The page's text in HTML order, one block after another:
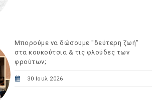
Μπορούμε να δώσουμε "δεύτερη ζωή"
στα κουκούτσια & τις φλούδες των
φρούτων;
30 Ιουλ 2026